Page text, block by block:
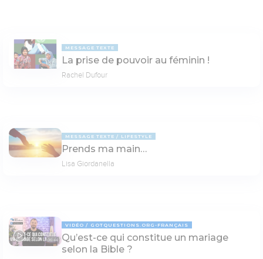
MESSAGE TEXTE
La prise de pouvoir au féminin !
Rachel Dufour
MESSAGE TEXTE LIFESTYLE
Prends ma main…
Lisa Giordanella
06:44
VIDÉO GOTQUESTIONS.ORG-FRANÇAIS
Qu’est-ce qui constitue un mariage
selon la Bible ?